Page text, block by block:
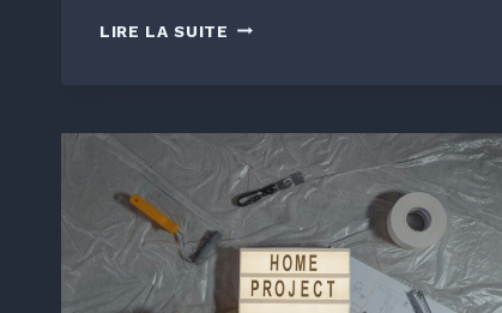
LIRE LA SUITE PLANCHER
COMBIEN
ÇA
COÛTE
ET
COMMENT
ÇA